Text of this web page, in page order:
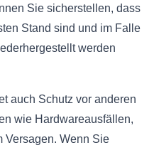
Sie sicherstellen, dass
Stand sind und im Falle
werden
auch Schutz vor anderen
wie Hardwareausfällen,
Versagen. Wenn Sie